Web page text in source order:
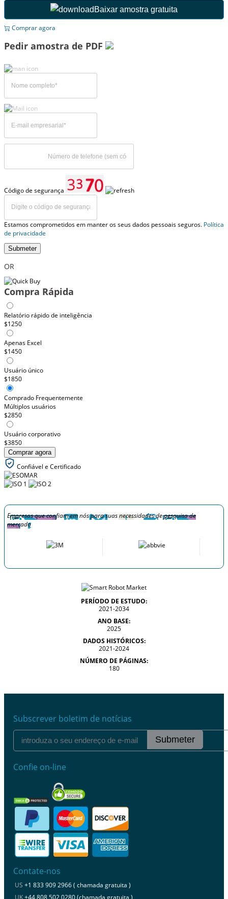
Baixar amostra gratuita
Comprar agora
Pedir amostra de PDF
Código de segurança
Estamos comprometidos em manter os seus dados pessoais seguros. Política
de privacidade
Submeter
OR
Compra Rápida
Relatório rápido de inteligência
$1250
Apenas Excel
$1450
Usuário único
$1850
Comprado Frequentemente
Múltiplos usuários
$2850
Usuário corporativo
$3850
Comprar agora
Confiável e Certificado
Empresas que confiam em nós para suas necessidades de pesquisa de
mercado
PERÍODO DE ESTUDO:
2021-2034
ANO BASE:
2025
DADOS HISTÓRICOS:
2021-2024
NÚMERO DE PÁGINAS:
180
Subscrever boletim de notícias
Submeter
Confie on-line
Contate-nos
US +1 833 909 2966 ( chamada gratuita )
UK+44 808 502 0280 (chamada gratuita )